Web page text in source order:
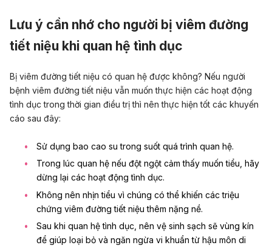
Lưu ý cần nhớ cho người bị viêm đường
tiết niệu khi quan hệ tình dục
Bị viêm đường tiết niệu có quan hệ được không? Nếu người
bệnh viêm đường tiết niệu vẫn muốn thực hiện các hoạt động
tình dục trong thời gian điều trị thì nên thực hiện tốt các khuyến
cáo sau đây:
Sử dụng bao cao su trong suốt quá trình quan hệ.
Trong lúc quan hệ nếu đột ngột cảm thấy muốn tiểu, hãy
dừng lại các hoạt động tình dục.
Không nên nhịn tiểu vì chúng có thể khiến các triệu
chứng viêm đường tiết niệu thêm nặng nề.
Sau khi quan hệ tình dục, nên vệ sinh sạch sẽ vùng kín
để giúp loại bỏ và ngăn ngừa vi khuẩn từ hậu môn di